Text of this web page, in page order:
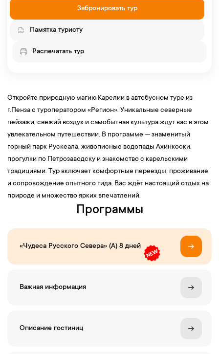
Забронировать тур
Памятка туристу
Распечатать тур
Откройте природную магию Карелии в автобусном туре из
г.Пенза с туроператором «Регион». Уникальные северные
пейзажи, свежий воздух и самобытная культура ждут вас в этом
увлекательном путешествии. В программе — знаменитый
горный парк Рускеала, живописные водопады Ахинкоски,
прогулки по Петрозаводску и знакомство с карельскими
традициями. Тур включает комфортные переезды, проживание
и сопровождение опытного гида. Вас ждёт настоящий отдых на
природе и множество ярких впечатлений.
Программы
«Чудеса Русского Севера» (А) 8 дней
Важная информация
Описание гостиниц